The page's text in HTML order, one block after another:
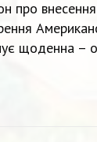
про
щоденна –